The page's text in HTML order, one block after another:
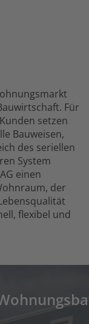
Für
setzen
Bauweisen,
des seriellen
System
einen
der
flexibel und